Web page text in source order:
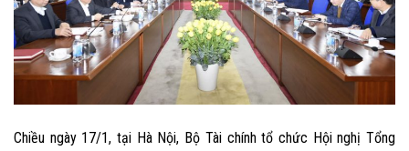
Chiều ngày 17/1, tại Hà Nội, Bộ Tài chính tổ chức Hội nghị Tổng